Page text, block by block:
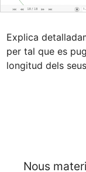
Explica
per tal que es
longitud dels
Nous